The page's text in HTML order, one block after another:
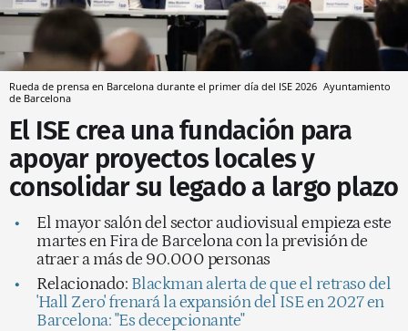
Rueda de prensa en Barcelona durante el primer día del ISE 2026 Ayuntamiento
de Barcelona
El ISE crea una fundación para
apoyar proyectos locales y
consolidar su legado a largo plazo
El mayor salón del sector audiovisual empieza este
martes en Fira de Barcelona con la previsión de
atraer a más de 90.000 personas
Relacionado: Blackman alerta de que el retraso del
'Hall Zero' frenará la expansión del ISE en 2027 en
Barcelona: "Es decepcionante"